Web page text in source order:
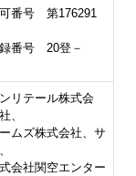
番号 第176291
号 20登－
リテール株式会
、
ムズ株式会社、サ
会社関空エンター